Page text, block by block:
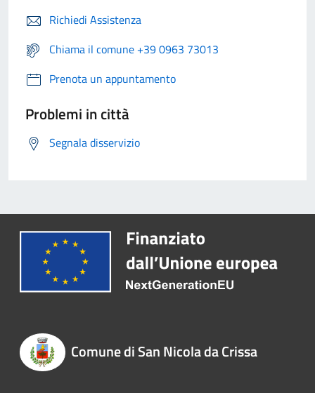
Richiedi Assistenza
Chiama il comune +39 0963 73013
Prenota un appuntamento
Problemi in città
Segnala disservizio
Comune di San Nicola da Crissa